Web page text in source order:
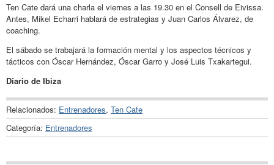
Ten Cate dará una charla el viernes a las 19.30 en el Consell de Eivissa.
Antes, Mikel Echarri hablará de estrategias y Juan Carlos Álvarez, de
coaching.
El sábado se trabajará la formación mental y los aspectos técnicos y
tácticos con Óscar Hernández, Óscar Garro y José Luis Txakartegui.
Diario de Ibiza
Relacionados: Entrenadores, Ten Cate
Categoría: Entrenadores